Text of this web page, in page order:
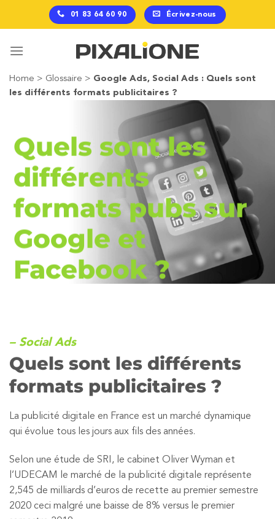
01 83 64 60 90 Écrivez-nous
Home > Glossaire > Google Ads, Social Ads : Quels sont
les différents formats publicitaires ?
Quels sont les
différents
formats pubs sur
Google et
Facebook ?
– Social Ads
Quels sont les différents
formats publicitaires ?
La publicité digitale en France est un marché dynamique
qui évolue tous les jours aux fils des années.
Selon une étude de SRI, le cabinet Oliver Wyman et
l’UDECAM le marché de la publicité digitale représente
2,545 de milliards d’euros de recette au premier semestre
2020 ceci malgré une baisse de 8% versus le premier